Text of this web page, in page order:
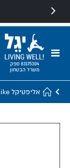
Toggle
83175304 ספק
משרד הבטחון
אליפטיקל H7050E New Bike עם צג דיגיטלי מבית Head